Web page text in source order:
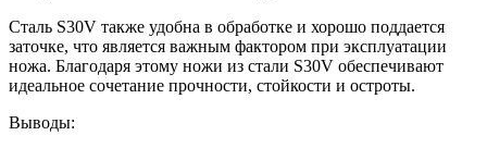
Сталь S30V также удобна в обработке и хорошо поддается
заточке, что является важным фактором при эксплуатации
ножа. Благодаря этому ножи из стали S30V обеспечивают
идеальное сочетание прочности, стойкости и остроты.
Выводы: